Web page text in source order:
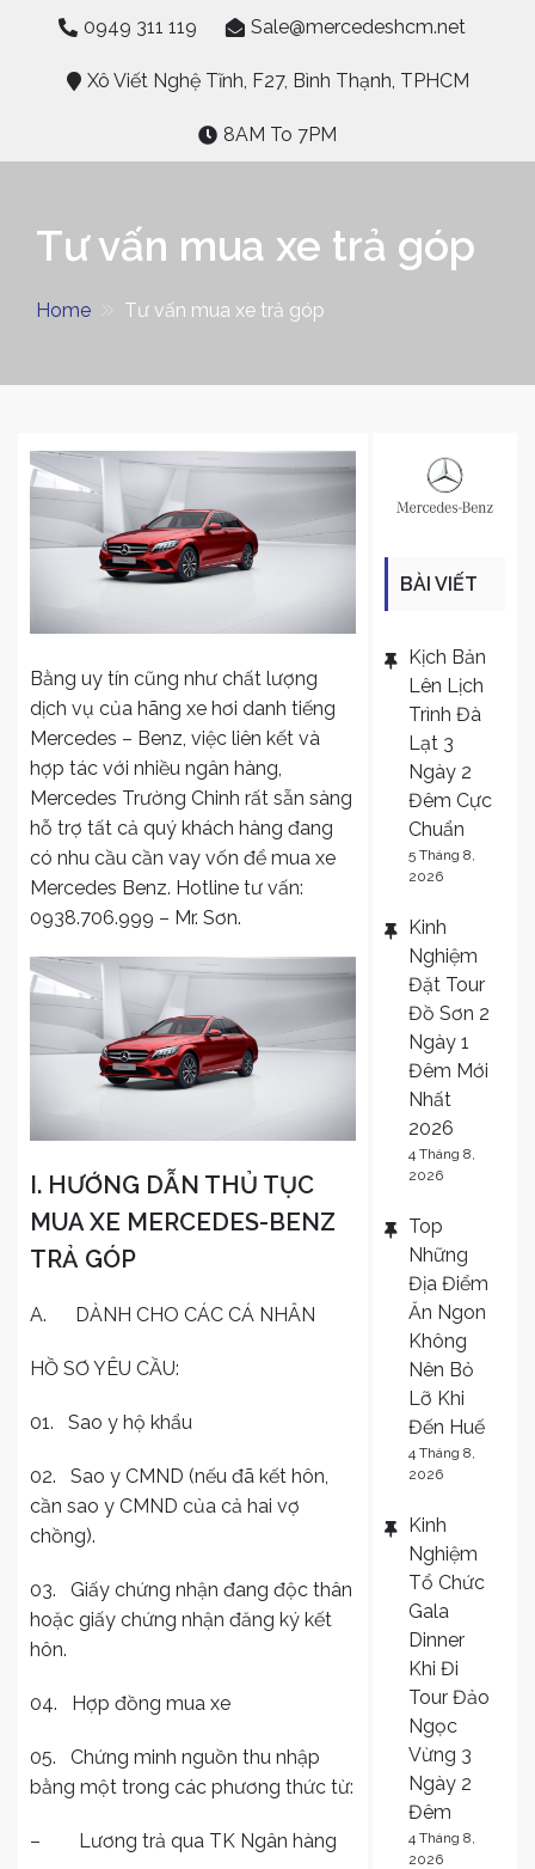
content
0949 311 119 Sale@mercedeshcm.net
Xô Viết Nghệ Tĩnh, F27, Bình Thạnh, TPHCM
8AM To 7PM
Tư vấn mua xe trả góp
Home Tư vấn mua xe trả góp
Bằng uy tín cũng như chất lượng
dịch vụ của hãng xe hơi danh tiếng
Mercedes – Benz, việc liên kết và
hợp tác với nhiều ngân hàng,
Mercedes Trường Chinh rất sẵn sàng
hỗ trợ tất cả quý khách hàng đang
có nhu cầu cần vay vốn để mua xe
Mercedes Benz. Hotline tư vấn:
0938.706.999 – Mr. Sơn.
I. HƯỚNG DẪN THỦ TỤC
MUA XE MERCEDES-BENZ
TRẢ GÓP
A. DÀNH CHO CÁC CÁ NHÂN
HỒ SƠ YÊU CẦU:
01. Sao y hộ khẩu
02. Sao y CMND (nếu đã kết hôn,
cần sao y CMND của cả hai vợ
chồng).
03. Giấy chứng nhận đang độc thân
hoặc giấy chứng nhận đăng ký kết
hôn.
04. Hợp đồng mua xe
05. Chứng minh nguồn thu nhập
bằng một trong các phương thức từ:
– Lương trả qua TK Ngân hàng
BÀI VIẾT
Kịch Bản
Lên Lịch
Trình Đà
Lạt 3
Ngày 2
Đêm Cực
Chuẩn
5 Tháng 8,
2026
Kinh
Nghiệm
Đặt Tour
Đồ Sơn 2
Ngày 1
Đêm Mới
Nhất
2026
4 Tháng 8,
2026
Top
Những
Địa Điểm
Ăn Ngon
Không
Nên Bỏ
Lỡ Khi
Đến Huế
4 Tháng 8,
2026
Kinh
Nghiệm
Tổ Chức
Gala
Dinner
Khi Đi
Tour Đảo
Ngọc
Vừng 3
Ngày 2
Đêm
4 Tháng 8,
2026